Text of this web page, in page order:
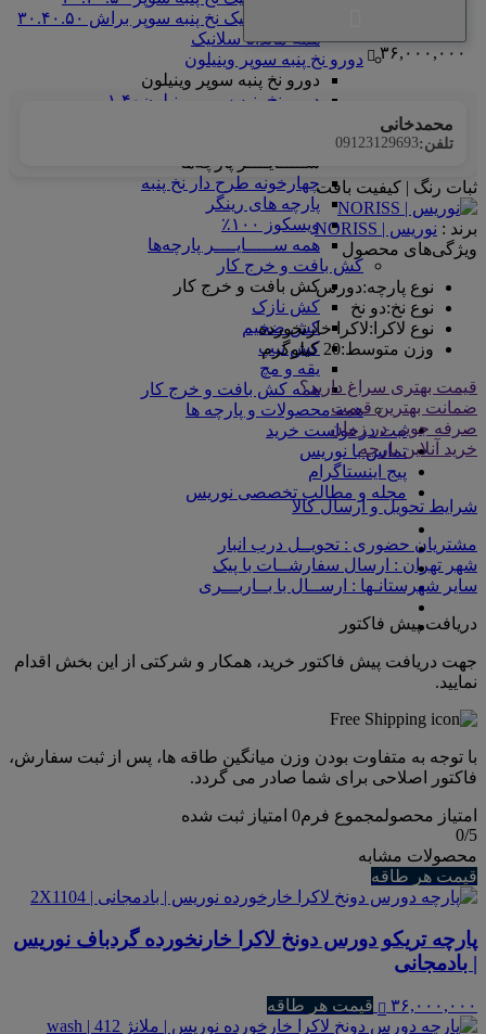
ماندانا سلانیک نخ پنبه سوپر براش ۳۰.۴۰.۵۰
همه ماندانا سلانیک
دورو نخ پنبه سوپر وینیلون
دورو نخ پنبه سوپر وینیلون
دورو نخ پنبه سوپر وینیلون۱.۴۰
ســـــایــــر پارچه‌ها
ســـــایــــر پارچه‌ها
چهارخونه طرح دار نخ پنبه
پارچه های رینگر
ویسکوز ۱۰۰٪
همه ســـــایــــر پارچه‌ها
کش بافت و خرج کار
کش بافت و خرج کار
کش نازک
کش ضخیم
کش تیپ
یقه و مچ
همه کش بافت و خرج کار
همه محصولات و پارچه ها
ثبت درخواست خرید
تماس با نوریس
پیج اینستاگرام
مجله و مطالب تخصصی نوریس
۳۶,۰۰۰,۰۰۰
محمدخانی
تلفن:09123129693
ثبات رنگ | کیفیت بافت
برند : نوریس | NORISS
ویژگی‌های محصول
نوع پارچه:دورس
نوع نخ:دو نخ
نوع لاکرا :لاکرا خارنخورده
وزن متوسط:20 کیلوگرم
قیمت بهتری سراغ دارید؟
ضمانت بهترین قیمت
صرفه جویی در زمان
خرید آنلاین پارچه
شرایط تحویل و ارسال کالا
مشتریان حضوری : تحویــل درب انبار
شهر تهران : ارسال سفارشــات با پیک
سایر شهرستانـها : ارســال با بــاربـــری
دریافت پیش فاکتور
جهت دریافت پیش فاکتور خرید، همکار و شرکتی از این بخش اقدام
نمایید.
با توجه به متفاوت بودن وزن میانگین طاقه ها، پس از ثبت سفارش،
فاکتور اصلاحی برای شما صادر می گردد.
امتیاز محصولمجموع فرم0 امتیاز ثبت شده
0/5
محصولات مشابه
قیمت هر طاقه
پارچه تریکو دورس دونخ لاکرا خارنخورده گردباف نوریس
| بادمجانی
۳۶,۰۰۰,۰۰۰ قیمت هر طاقه